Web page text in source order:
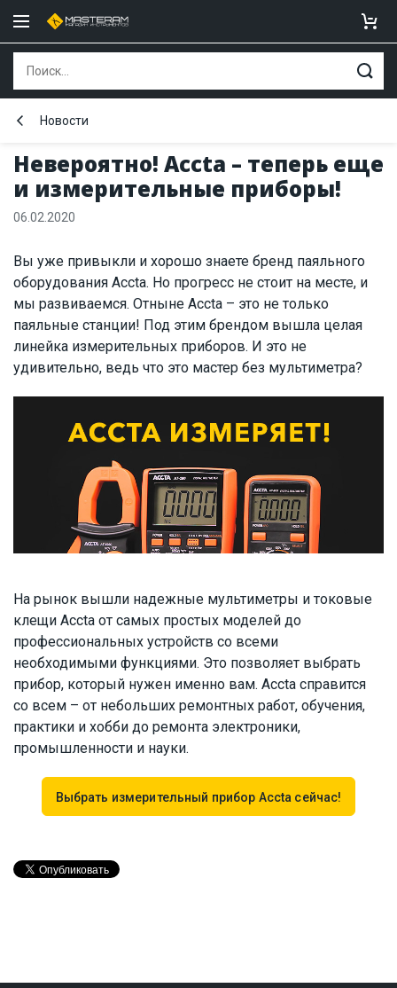
Невероятно! Accta – теперь еще
и измерительные приборы!
Новости
06.02.2020
Вы уже привыкли и хорошо знаете бренд паяльного
оборудования Accta. Но прогресс не стоит на месте, и
мы развиваемся. Отныне Accta – это не только
паяльные станции! Под этим брендом вышла целая
линейка измерительных приборов. И это не
удивительно, ведь что это мастер без мультиметра?
На рынок вышли надежные мультиметры и токовые
клещи Accta от самых простых моделей до
профессиональных устройств со всеми
необходимыми функциями. Это позволяет выбрать
прибор, который нужен именно вам. Accta справится
со всем – от небольших ремонтных работ, обучения,
практики и хобби до ремонта электроники,
промышленности и науки.
Выбрать измерительный прибор Accta сейчас!